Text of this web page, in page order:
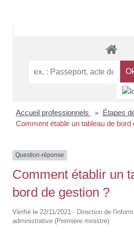
Accueil professionnels > Étapes
Comment établir un tableau de bord
Question-réponse
Comment établir un
bord de gestion ?
Vérifié le 22/11/2021 - Direction de
administrative (Première ministre)